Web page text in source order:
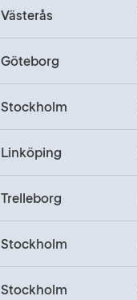
Västerås
Göteborg
Stockholm
Linköping
Trelleborg
Stockholm
Stockholm